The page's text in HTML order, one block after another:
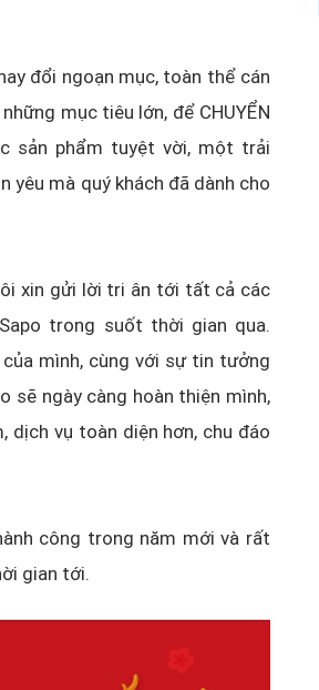
đổi ngoạn mục, toàn thể cán
mục tiêu lớn, để CHUYỂN
sản phẩm tuyệt vời, một trải
yêu mà quý khách đã dành cho
xin gửi lời tri ân tới tất cả các
trong suốt thời gian qua.
mình, cùng với sự tin tưởng
sẽ ngày càng hoàn thiện mình,
dịch vụ toàn diện hơn, chu đáo
công trong năm mới và rất
gian tới.